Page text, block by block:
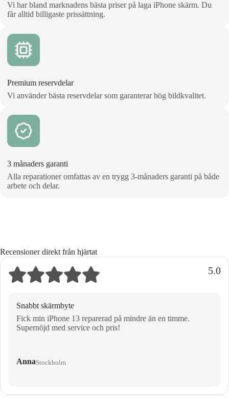
Vi har bland marknadens bästa priser på laga iPhone skärm. Du
får alltid billigaste prissättning.
Premium reservdelar
Vi använder bästa reservdelar som garanterar hög bildkvalitet.
3 månaders garanti
Alla reparationer omfattas av en trygg 3‑månaders garanti på både
arbete och delar.
Recensioner direkt från hjärtat
5.0
Snabbt skärmbyte
Fick min iPhone 13 reparerad på mindre än en timme.
Supernöjd med service och pris!
AnnaStockholm